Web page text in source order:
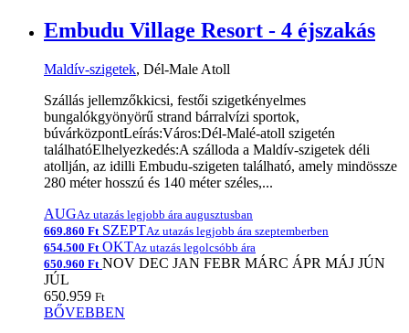
Embudu Village Resort - 4 éjszakás
Maldív-szigetek, Dél-Male Atoll
Szállás jellemzőkkicsi, festői szigetkényelmes
bungalókgyönyörű strand bárralvízi sportok,
búvárközpontLeírás:Város:Dél-Malé-atoll szigetén
találhatóElhelyezkedés:A szálloda a Maldív-szigetek déli
atollján, az idilli Embudu-szigeten található, amely mindössze
280 méter hosszú és 140 méter széles,...
AUGAz utazás legjobb ára augusztusban
669.860 Ft SZEPTAz utazás legjobb ára szeptemberben
654.500 Ft OKTAz utazás legolcsóbb ára
650.960 Ft NOV DEC JAN FEBR MÁRC ÁPR MÁJ JÚN
JÚL
650.959 Ft
BŐVEBBEN